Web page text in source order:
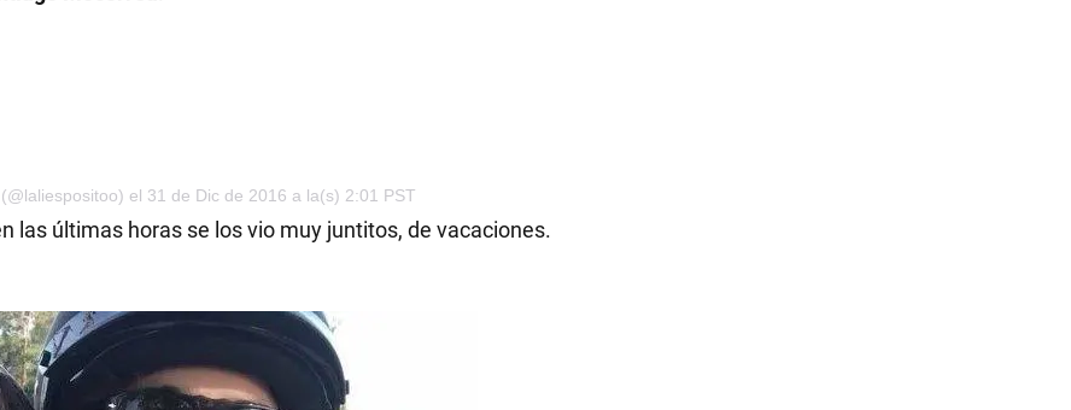
el 31 de Dic de 2016 a la(s) 2:01 PST
las últimas horas se los vio muy juntitos, de vacaciones.